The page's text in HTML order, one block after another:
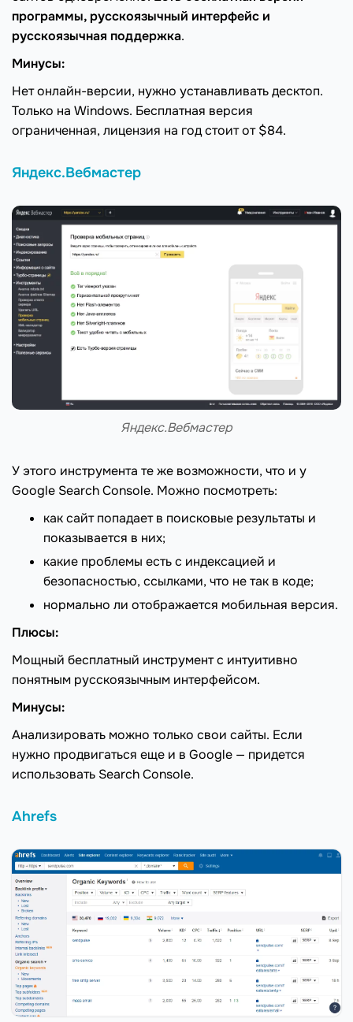
программы, русскоязычный интерфейс и
русскоязычная поддержка.
Минусы:
Нет онлайн-версии, нужно устанавливать десктоп.
Только на Windows. Бесплатная версия
ограниченная, лицензия на год стоит от $84.
Яндекс.Вебмастер
Яндекс.Вебмастер
У этого инструмента те же возможности, что и у
Google Search Console. Можно посмотреть:
как сайт попадает в поисковые результаты и
показывается в них;
какие проблемы есть с индексацией и
безопасностью, ссылками, что не так в коде;
нормально ли отображается мобильная версия.
Плюсы:
Мощный бесплатный инструмент с интуитивно
понятным русскоязычным интерфейсом.
Минусы:
Анализировать можно только свои сайты. Если
нужно продвигаться еще и в Google — придется
использовать Search Console.
Ahrefs